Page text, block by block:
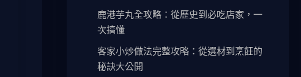
鹿港芋丸全攻略：從歷史到必吃店家，一
次搞懂
客家小炒做法完整攻略：從選材到烹飪的
秘訣大公開